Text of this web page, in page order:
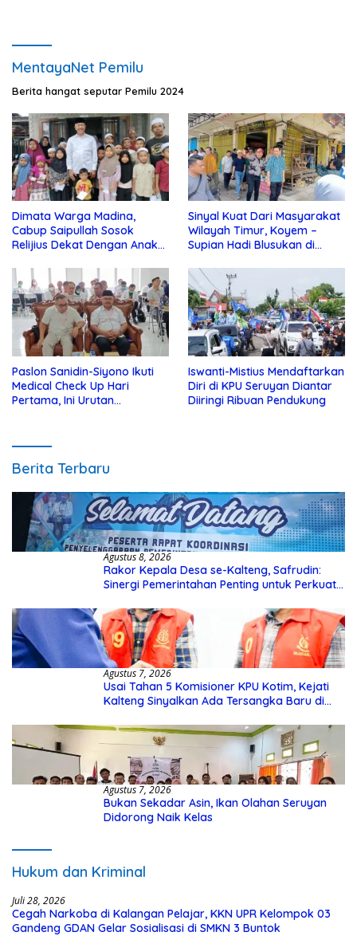
MentayaNet Pemilu
Berita hangat seputar Pemilu 2024
Dimata Warga Madina,
Cabup Saipullah Sosok
Relijius Dekat Dengan Anak
Sinyal Kuat Dari Masyarakat
Wilayah Timur, Koyem –
Supian Hadi Blusukan di
Paslon Sanidin-Siyono Ikuti
Medical Check Up Hari
Pertama, Ini Urutan
Iswanti-Mistius Mendaftarkan
Diri di KPU Seruyan Diantar
Diiringi Ribuan Pendukung
Berita Terbaru
Agustus 8, 2026
Rakor Kepala Desa se-Kalteng, Safrudin:
Sinergi Pemerintahan Penting untuk Perkuat
Agustus 7, 2026
Usai Tahan 5 Komisioner KPU Kotim, Kejati
Kalteng Sinyalkan Ada Tersangka Baru di
Agustus 7, 2026
Bukan Sekadar Asin, Ikan Olahan Seruyan
Didorong Naik Kelas
Hukum dan Kriminal
Juli 28, 2026
Cegah Narkoba di Kalangan Pelajar, KKN UPR Kelompok 03
Gandeng GDAN Gelar Sosialisasi di SMKN 3 Buntok